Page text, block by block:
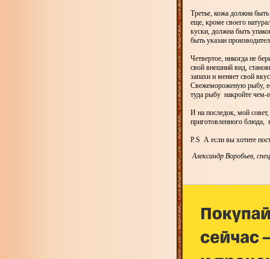
Третье, кожа должна
еще, кроме своего
куски, должна быть
быть указан
Четвертое, никогда не
свой внешний вид,
запахи и меняет свой
Свежемороженую рыбу,
туда рыбу накройте
И на последок, мой
приготовленного блюда,
P.S А если вы хотите
Александр Воробьев,